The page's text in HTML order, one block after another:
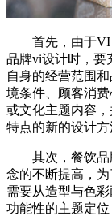
首先，由于VI
品牌vi设计时，要
自身的经营范围
境条件、顾客消
或文化主题内容
特点的新的设计方
其次，餐饮品
念的不断提高，
需要从造型与色
功能性的主题定位